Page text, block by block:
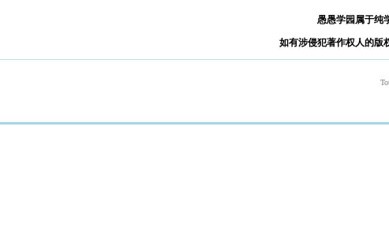
愚愚学园属于纯
如有涉侵犯著作权人的版